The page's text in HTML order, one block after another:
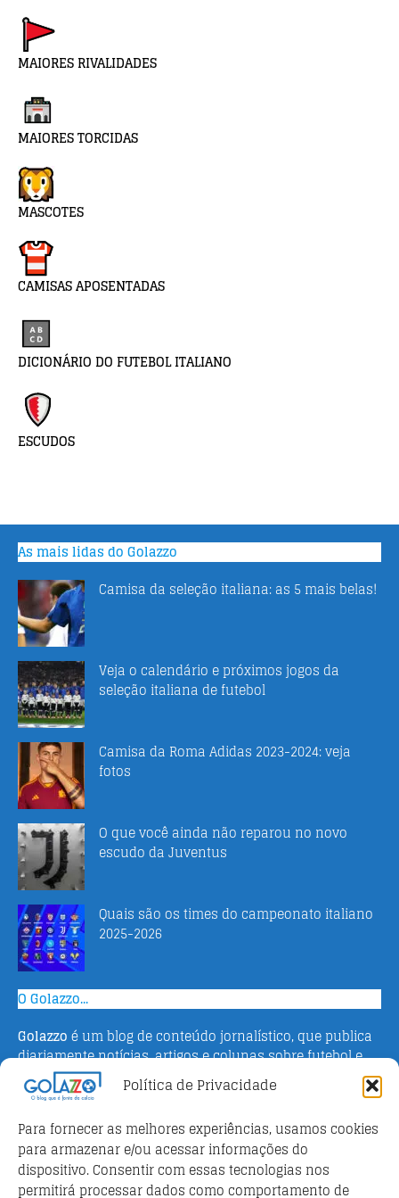
Política de Privacidade
Para fornecer as melhores experiências, usamos cookies
para armazenar e/ou acessar informações do
dispositivo. Consentir com essas tecnologias nos
permitirá processar dados como comportamento de
MAIORES RIVALIDADES
MAIORES TORCIDAS
MASCOTES
CAMISAS APOSENTADAS
DICIONÁRIO DO FUTEBOL ITALIANO
ESCUDOS
As mais lidas do Golazzo
Camisa da seleção italiana: as 5 mais belas!
Veja o calendário e próximos jogos da
seleção italiana de futebol
Camisa da Roma Adidas 2023-2024: veja
fotos
O que você ainda não reparou no novo
escudo da Juventus
Quais são os times do campeonato italiano
2025-2026
O Golazzo...
Golazzo é um blog de conteúdo jornalístico, que publica
diariamente notícias, artigos e colunas sobre futebol e
campeonato italiano. Fundado em 2016 pelo jornalista
Adriano Bertin, o site tem como objetivo informar o
o esporte na Itália.
Parceiros